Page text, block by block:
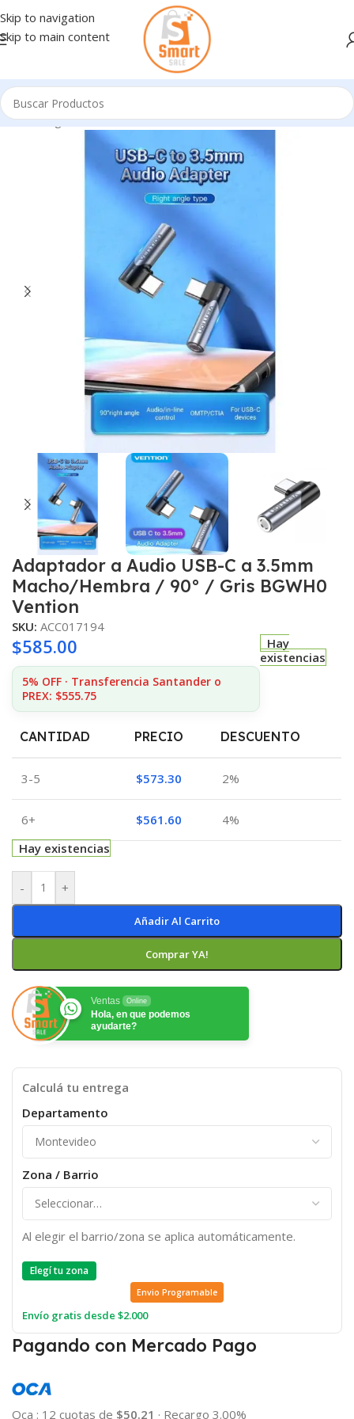
Skip to navigation
Skip to main content
Inicio/Ingresando
Adaptador a Audio USB-C a 3.5mm
Macho/Hembra / 90° / Gris BGWH0
Vention
SKU: ACC017194
$585.00
5% OFF · Transferencia Santander o
PREX: $555.75
Hay
existencias
CANTIDAD PRECIO DESCUENTO
3-5 $573.30 2%
6+ $561.60
4%
Hay existencias
- +
Añadir Al Carrito
Comprar YA!
Ventas Online
Hola, en que podemos
ayudarte?
Calculá tu entrega
Departamento
Zona / Barrio
Al elegir el barrio/zona se aplica automáticamente.
Elegí tu zona
Envio Programable
Envío gratis desde $2.000
Pagando con Mercado Pago
Oca : 12 cuotas de $50.21 · Recargo 3.00%